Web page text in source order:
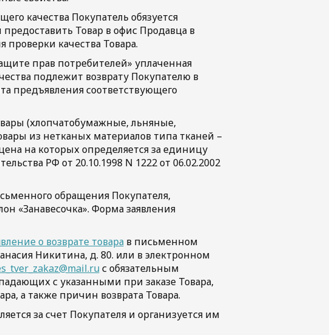
качества Покупатель обязуется
Товар в офис Продавца в
качества Товара.
прав потребителей» уплаченная
подлежит возврату Покупателю в
предъявления соответствующего
(хлопчатобумажные, льняные,
из нетканых материалов типа тканей –
на которых определяется за единицу
РФ от 20.10.1998 N 1222 от 06.02.2002
обращения Покупателя,
«Занавесочка». Форма заявления
о возврате товарав письменном
Никитина, д. 80. или в электронном
с обязательным
с указанными при заказе Товара,
а также причин возврата Товара.
за счет Покупателя и организуется им